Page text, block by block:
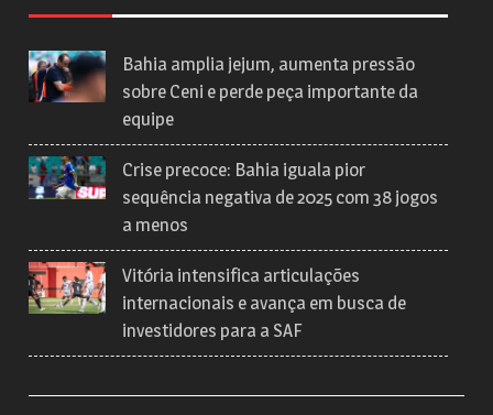
Bahia amplia jejum, aumenta pressão
sobre Ceni e perde peça importante da
equipe
Crise precoce: Bahia iguala pior
sequência negativa de 2025 com 38 jogos
a menos
Vitória intensifica articulações
internacionais e avança em busca de
investidores para a SAF